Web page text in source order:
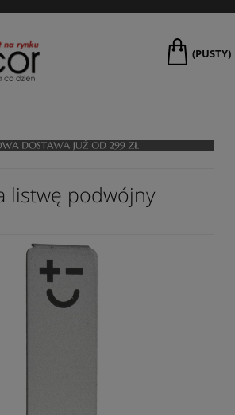
(PUSTY)
listwę podwójny